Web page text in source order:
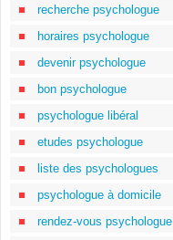
recherche psychologue
horaires psychologue
devenir psychologue
bon psychologue
psychologue libéral
etudes psychologue
liste des psychologues
psychologue à domicile
rendez-vous psychologue